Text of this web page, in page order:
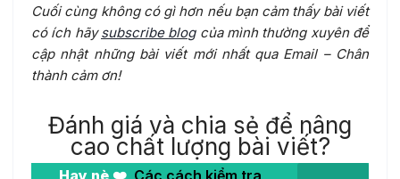
Cuối cùng không có gì hơn nếu bạn cảm thấy bài viết
có ích hãysubscribe blogcủa mình thường xuyên để
cập nhật những bài viết mới nhất qua Email – Chân
thành cảm ơn!
Đánh giá và chia sẻ để nâng
cao chất lượng bài viết?
Hay nè ❤️ Các cách kiểm tra